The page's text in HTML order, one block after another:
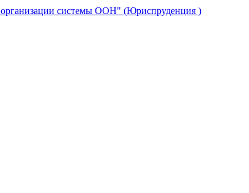
системы ООН" (Юриспруденция )